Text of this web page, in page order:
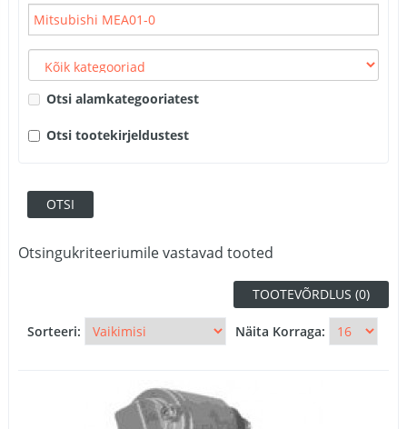
Otsi alamkategooriatest
Otsi tootekirjeldustest
Otsingukriteeriumile vastavad tooted
TOOTEVÕRDLUS (0)
Sorteeri: Näita Korraga: